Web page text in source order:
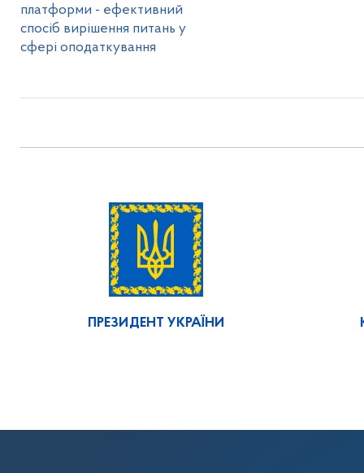
платформи - ефективний
спосіб вирішення питань у
сфері оподаткування
ПРЕЗИДЕНТ УКРАЇНИ